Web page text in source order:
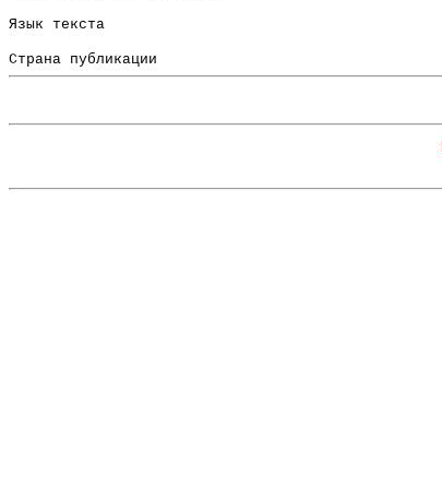
Язык текста
Страна публикации